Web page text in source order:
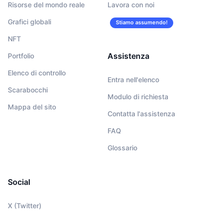
Risorse del mondo reale
Grafici globali
NFT
Portfolio
Elenco di controllo
Scarabocchi
Mappa del sito
Lavora con noi
Stiamo assumendo!
Assistenza
Entra nell'elenco
Modulo di richiesta
Contatta l'assistenza
FAQ
Glossario
Social
X (Twitter)